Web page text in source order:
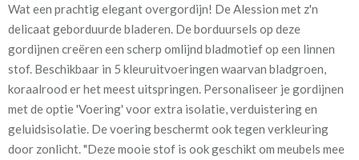
Artikelnummer
Pt_4104-448 Alessio bon
Patroon: 39 cm
Stofbreedte: 134 cm
Mate van verduistering:
Geen (voering optioneel
Wat een prachtig elegant overgordijn! De Alession met z'n
delicaat geborduurde bladeren. De borduursels op deze
gordijnen creëren een scherp omlijnd bladmotief op een linnen
stof. Beschikbaar in 5 kleuruitvoeringen waarvan bladgroen,
koraalrood er het meest uitspringen. Personaliseer je gordijnen
met de optie 'Voering' voor extra isolatie, verduistering en
geluidsisolatie. De voering beschermt ook tegen verkleuring
door zonlicht. "Deze mooie stof is ook geschikt om meubels mee